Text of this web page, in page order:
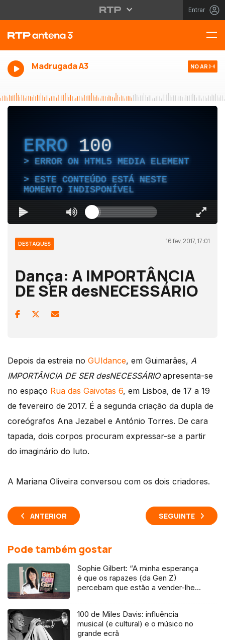
Entrar
Madrugada A3 NO AR
ERRO 100
ERROR ON HTML5 MEDIA ELEMENT
ESTE CONTEÚDO ESTÁ NESTE
MOMENTO INDISPONÍVEL
DESTAQUES 16 fev, 2017, 17:01
Dança: A IMPORTÂNCIA
DE SER desNECESSÁRIO
Depois da estreia no GUIdance, em Guimarães, A
IMPORTÂNCIA DE SER desNECESSÁRIOapresenta-se
no espaço Rua das Gaivotas 6, em Lisboa, de 17 a 19
de fevereiro de 2017. É a segunda criação da dupla de
coreógrafos Ana Jezabel e António Torres. De cara
tapada, dois corpos procuram expressar-se a partir
do imaginário do luto.
A Mariana Oliveira conversou com os dois criadores.
ANTERIOR SEGUINTE
Pode também gostar
Sophie Gilbert: “A minha esperança
é que os rapazes (da Gen Z)
percebam que estão a vender-lhes
100 de Miles Davis: influência
musical (e cultural) e o músico no
grande ecrã